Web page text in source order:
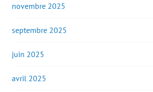
novembre 2025
septembre 2025
juin 2025
avril 2025